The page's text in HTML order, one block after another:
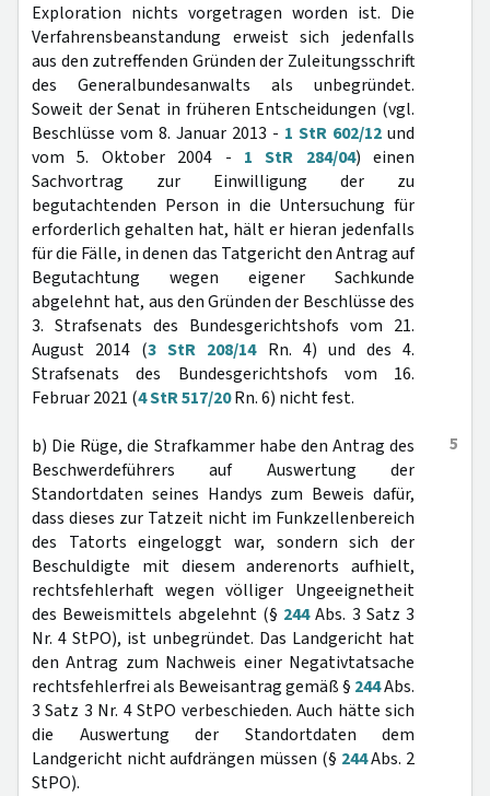
Exploration nichts vorgetragen worden ist. Die
Verfahrensbeanstandung erweist sich jedenfalls
aus den zutreffenden Gründen der Zuleitungsschrift
des Generalbundesanwalts als unbegründet.
Soweit der Senat in früheren Entscheidungen (vgl.
Beschlüsse vom 8. Januar 2013 - 1 StR 602/12 und
vom 5. Oktober 2004 - 1 StR 284/04) einen
Sachvortrag zur Einwilligung der zu
begutachtenden Person in die Untersuchung für
erforderlich gehalten hat, hält er hieran jedenfalls
für die Fälle, in denen das Tatgericht den Antrag auf
Begutachtung wegen eigener Sachkunde
abgelehnt hat, aus den Gründen der Beschlüsse des
3. Strafsenats des Bundesgerichtshofs vom 21.
August 2014 (3 StR 208/14Rn. 4) und des 4.
Strafsenats des Bundesgerichtshofs vom 16.
Februar 2021 (4 StR 517/20Rn. 6) nicht fest.
5
b) Die Rüge, die Strafkammer habe den Antrag des
Beschwerdeführers auf Auswertung der
Standortdaten seines Handys zum Beweis dafür,
dass dieses zur Tatzeit nicht im Funkzellenbereich
des Tatorts eingeloggt war, sondern sich der
Beschuldigte mit diesem anderenorts aufhielt,
rechtsfehlerhaft wegen völliger Ungeeignetheit
des Beweismittels abgelehnt (§ 244Abs. 3 Satz 3
Nr. 4 StPO), ist unbegründet. Das Landgericht hat
den Antrag zum Nachweis einer Negativtatsache
rechtsfehlerfrei als Beweisantrag gemäß § 244Abs.
3 Satz 3 Nr. 4 StPO verbeschieden. Auch hätte sich
die Auswertung der Standortdaten dem
Landgericht nicht aufdrängen müssen (§ 244Abs. 2
StPO).